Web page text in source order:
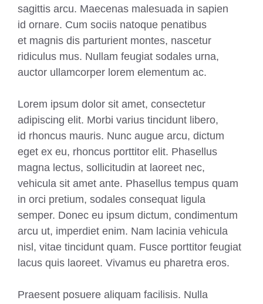
sagittis arcu. Maecenas malesuada in sapien
id ornare. Cum sociis natoque penatibus
et magnis dis parturient montes, nascetur
ridiculus mus. Nullam feugiat sodales urna,
auctor ullamcorper lorem elementum ac.
Lorem ipsum dolor sit amet, consectetur
adipiscing elit. Morbi varius tincidunt libero,
id rhoncus mauris. Nunc augue arcu, dictum
eget ex eu, rhoncus porttitor elit. Phasellus
magna lectus, sollicitudin at laoreet nec,
vehicula sit amet ante. Phasellus tempus quam
in orci pretium, sodales consequat ligula
semper. Donec eu ipsum dictum, condimentum
arcu ut, imperdiet enim. Nam lacinia vehicula
nisl, vitae tincidunt quam. Fusce porttitor feugiat
lacus quis laoreet. Vivamus eu pharetra eros.
Praesent posuere aliquam facilisis. Nulla